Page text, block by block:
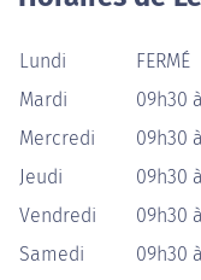
Lundi
FERMÉ
Mardi
09h30
Mercredi
09h30
Jeudi
09h30
Vendredi
09h30
Samedi
09h30